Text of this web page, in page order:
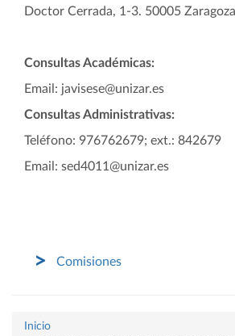
Doctor Cerrada, 1-3. 50005 Zaragoza
Consultas Académicas:
Email: javisese@unizar.es
Consultas Administrativas:
Teléfono: 976762679; ext.: 842679
Email: sed4011@unizar.es
Comisiones
Inicio